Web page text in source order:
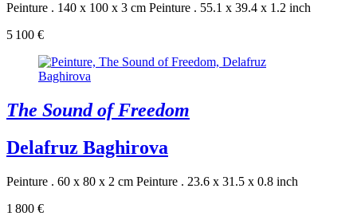
Peinture . 140 x 100 x 3 cm Peinture . 55.1 x 39.4 x 1.2 inch
5 100 €
The Sound of Freedom
Delafruz Baghirova
Peinture . 60 x 80 x 2 cm Peinture . 23.6 x 31.5 x 0.8 inch
1 800 €